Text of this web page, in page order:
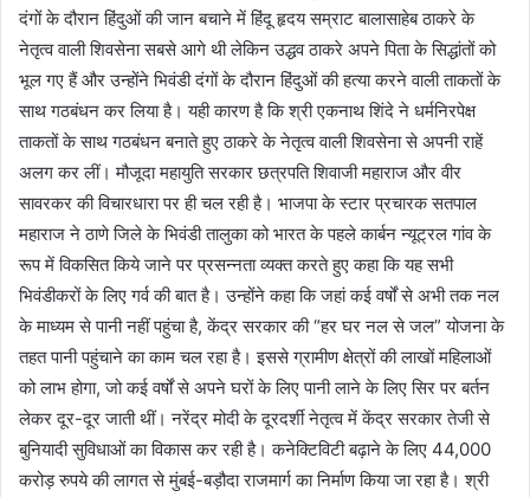
दंगों के दौरान हिंदुओं की जान बचाने में हिंदू हृदय सम्राट बालासाहेब ठाकरे के
नेतृत्व वाली शिवसेना सबसे आगे थी लेकिन उद्धव ठाकरे अपने पिता के सिद्धांतों को
भूल गए हैं और उन्होंने भिवंडी दंगों के दौरान हिंदुओं की हत्या करने वाली ताकतों के
साथ गठबंधन कर लिया है। यही कारण है कि श्री एकनाथ शिंदे ने धर्मनिरपेक्ष
ताकतों के साथ गठबंधन बनाते हुए ठाकरे के नेतृत्व वाली शिवसेना से अपनी राहें
अलग कर लीं। मौजूदा महायुति सरकार छत्रपति शिवाजी महाराज और वीर
सावरकर की विचारधारा पर ही चल रही है। भाजपा के स्टार प्रचारक सतपाल
महाराज ने ठाणे जिले के भिवंडी तालुका को भारत के पहले कार्बन न्यूट्रल गांव के
रूप में विकसित किये जाने पर प्रसन्नता व्यक्त करते हुए कहा कि यह सभी
भिवंडीकरों के लिए गर्व की बात है। उन्होंने कहा कि जहां कई वर्षों से अभी तक नल
के माध्यम से पानी नहीं पहुंचा है, केंद्र सरकार की “हर घर नल से जल” योजना के
तहत पानी पहुंचाने का काम चल रहा है। इससे ग्रामीण क्षेत्रों की लाखों महिलाओं
को लाभ होगा, जो कई वर्षों से अपने घरों के लिए पानी लाने के लिए सिर पर बर्तन
लेकर दूर-दूर जाती थीं। नरेंद्र मोदी के दूरदर्शी नेतृत्व में केंद्र सरकार तेजी से
बुनियादी सुविधाओं का विकास कर रही है। कनेक्टिविटी बढ़ाने के लिए 44,000
करोड़ रुपये की लागत से मुंबई-बड़ौदा राजमार्ग का निर्माण किया जा रहा है। श्री